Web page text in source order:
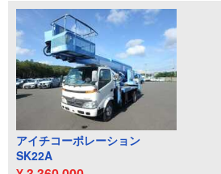
アイチコーポレーション
SK22A